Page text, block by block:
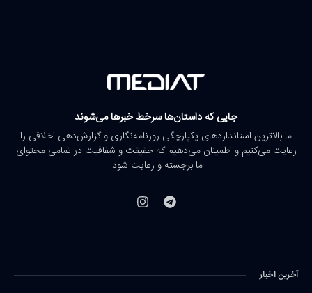
جایی که داستان‌ها سرخط خبرها می‌شوند
ما بالاترین استانداردهای یکپارچگی روزنامه‌نگاری و گزارش‌دهی اخلاقی را
رعایت می‌کنیم و اطمینان می‌دهیم که حقیقت و شفافیت در تمامی محتوای
ما برجسته و رعایت شود.
آخرین اخبار